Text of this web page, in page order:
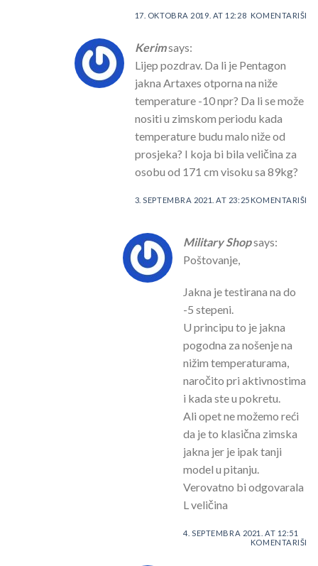
17. OKTOBRA 2019. AT 12:28 KOMENTARIŠI
Kerimsays:
Lijep pozdrav. Da li je Pentagon
jakna Artaxes otporna na niže
temperature -10 npr? Da li se može
nositi u zimskom periodu kada
temperature budu malo niže od
prosjeka? I koja bi bila veličina za
osobu od 171 cm visoku sa 89kg?
3. SEPTEMBRA 2021. AT 23:25 KOMENTARIŠI
Military Shopsays:
Poštovanje,
Jakna je testirana na do
-5 stepeni.
U principu to je jakna
pogodna za nošenje na
nižim temperaturama,
naročito pri aktivnostima
i kada ste u pokretu.
Ali opet ne možemo reći
da je to klasična zimska
jakna jer je ipak tanji
model u pitanju.
Verovatno bi odgovarala
L veličina
4. SEPTEMBRA 2021. AT 12:51
KOMENTARIŠI